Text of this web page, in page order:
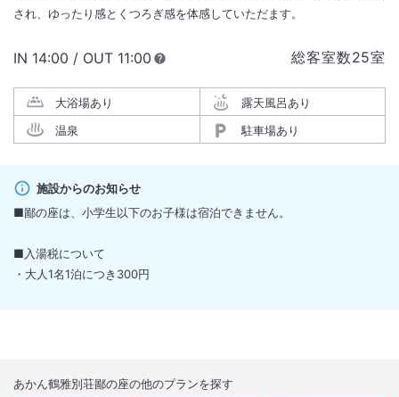
され、ゆったり感とくつろぎ感を体感していただます。
総客室数25室
IN チェックイン
14:00 / OUT チェックアウト
11:00
大浴場あり
露天風呂あり
温泉
駐車場あり
施設からのお知らせ
■鄙の座は、小学生以下のお子様は宿泊できません。
■入湯税について
・大人1名1泊につき300円
あかん鶴雅別荘鄙の座の他のプランを探す